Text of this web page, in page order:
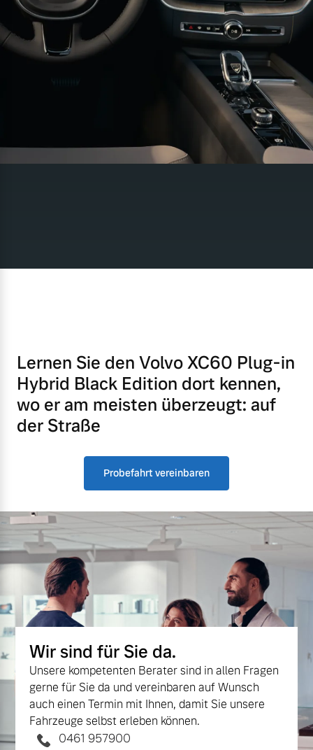
Lernen Sie den Volvo XC60 Plug-in
Hybrid Black Edition dort kennen,
wo er am meisten überzeugt: auf
der Straße
Probefahrt vereinbaren
Wir sind für Sie da.
Unsere kompetenten Berater sind in allen Fragen
gerne für Sie da und vereinbaren auf Wunsch
auch einen Termin mit Ihnen, damit Sie unsere
Fahrzeuge selbst erleben können.
0461 957900